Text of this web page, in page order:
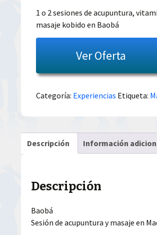
precio
original
era:
90.00€.
precio
es:
1 o 2 sesiones de acupuntura,
masaje kobido en Baobá
Ver Oferta
Categoría: Experiencias Etiqueta:
Descripción Información
Descripción
Baobá
Sesión de acupuntura y masaje en